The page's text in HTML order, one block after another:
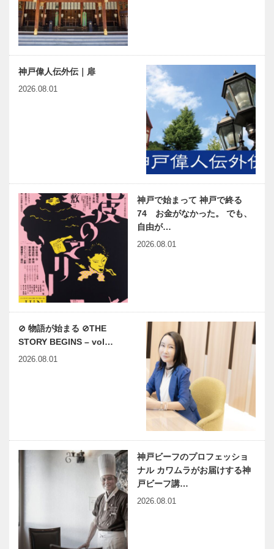
神戸偉人伝外伝｜扉
2026.08.01
神戸で始まって 神戸で終る
74 お金がなかった。 でも、
自由が…
2026.08.01
⊘ 物語が始まる ⊘THE
STORY BEGINS – vol…
2026.08.01
神戸ビーフのプロフェッショ
ナル カワムラがお届けする神
戸ビーフ講…
2026.08.01